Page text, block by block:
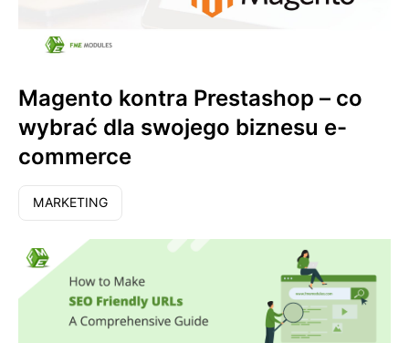
Magento kontra Prestashop – co
wybrać dla swojego biznesu e-
commerce
MARKETING